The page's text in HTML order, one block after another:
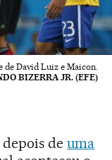
de David Luiz e Maicon.
BIZERRA JR. (EFE)
depois deuma